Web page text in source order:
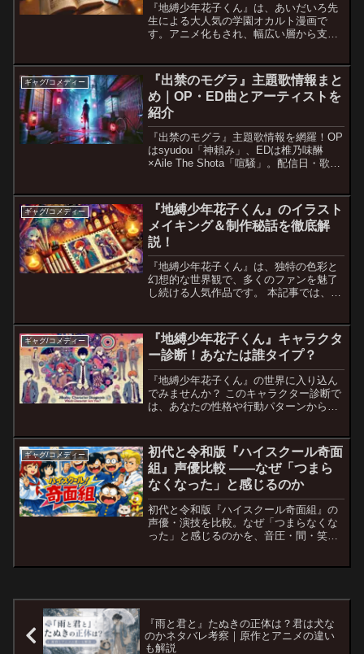
『地縛少年花子くん』は、あいだいろ先
生による大人気の学園オカルト漫画で
す。アニメ化もされ、幅広い層から支持
多いでしょう。しかし、完全に無料で読
む合法的な方法はあるので...
ギャグ/コメディー
『出禁のモグラ』主題歌情報まと
め｜OP・ED曲とアーティストを
紹介
『出禁のモグラ』主題歌情報を網羅！OP
はsyudou「神頼み」、EDは椎乃味醂
×Aile The Shota「喧騒」。配信日・歌詞
ギャグ/コメディー
『地縛少年花子くん』のイラスト
メイキング＆制作秘話を徹底解
説！
『地縛少年花子くん』は、独特の色彩と
幻想的な世界観で、多くのファンを魅了
し続ける人気作品です。 本記事では、原
材や制作テクニックを紹介します。 ま
た、作品がどのように生...
ギャグ/コメディー
『地縛少年花子くん』キャラクタ
ー診断！あなたは誰タイプ？
『地縛少年花子くん』の世界に入り込ん
でみませんか？ このキャラクター診断で
は、あなたの性格や行動パターンから、
花子くん、八尋寧々、源光、つかさ…あ
なたはどのキャラタイ...
ギャグ/コメディー
初代と令和版『ハイスクール奇面
組』声優比較 ――なぜ「つまら
なくなった」と感じるのか
初代と令和版『ハイスクール奇面組』の
声優・演技を比較。なぜ「つまらなくな
った」と感じるのかを、音圧・間・笑い
『雨と君と』たぬきの正体は？君は犬な
のかネタバレ考察｜原作とアニメの違い
も解説